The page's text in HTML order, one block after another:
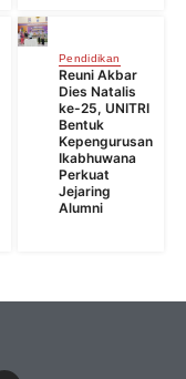
Pendidikan
Reuni Akbar
Dies Natalis
ke-25, UNITRI
Bentuk
Kepengurusan
Ikabhuwana
Perkuat
Jejaring
Alumni